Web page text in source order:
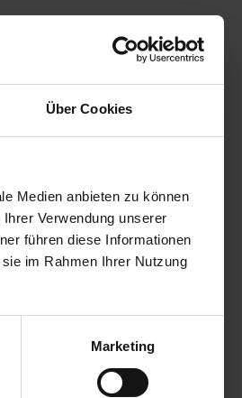
Über Cookies
Medien anbieten zu können
Verwendung unserer
führen diese Informationen
im Rahmen Ihrer Nutzung
Marketing